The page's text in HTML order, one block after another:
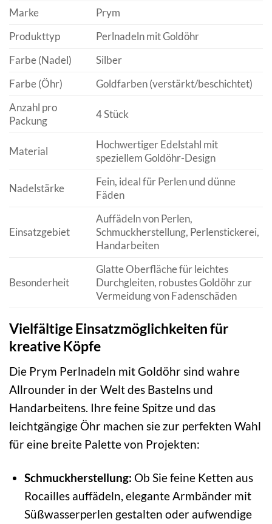
Marke
Prym
Produkttyp
Perlnadeln mit Goldöhr
Farbe (Nadel)
Silber
Farbe (Öhr)
Goldfarben (verstärkt/beschichtet)
Anzahl pro
Packung
4 Stück
Material
Hochwertiger Edelstahl mit
speziellem Goldöhr-Design
Nadelstärke
Fein, ideal für Perlen und dünne
Fäden
Einsatzgebiet
Auffädeln von Perlen,
Schmuckherstellung, Perlenstickerei,
Handarbeiten
Besonderheit
Glatte Oberfläche für leichtes
Durchgleiten, robustes Goldöhr zur
Vermeidung von Fadenschäden
Vielfältige Einsatzmöglichkeiten für
kreative Köpfe
Die Prym Perlnadeln mit Goldöhr sind wahre
Allrounder in der Welt des Bastelns und
Handarbeitens. Ihre feine Spitze und das
leichtgängige Öhr machen sie zur perfekten Wahl
für eine breite Palette von Projekten:
Schmuckherstellung: Ob Sie feine Ketten aus
Rocailles auffädeln, elegante Armbänder mit
Süßwasserperlen gestalten oder aufwendige